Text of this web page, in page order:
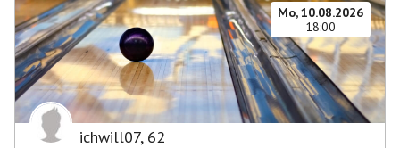
Mo, 10.08.2026
18:00
ichwill07, 62